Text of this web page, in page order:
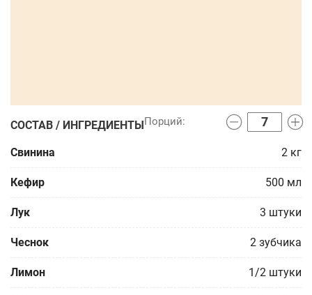
СОСТАВ / ИНГРЕДИЕНТЫ
Свинина 2 кг
Кефир 500 мл
Лук 3 штуки
Чеснок 2 зубчика
Лимон 1/2 штуки